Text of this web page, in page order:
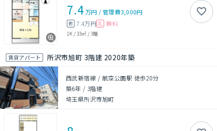
7.4万円 /管理費3,000円
敷 7.4万円 礼 無料
1K /33㎡ /3階
賃貸アパート 所沢市旭町 3階建 2020年築
西武新宿線 / 航空公園駅 徒歩20分
築6年 / 3階建
埼玉県所沢市旭町